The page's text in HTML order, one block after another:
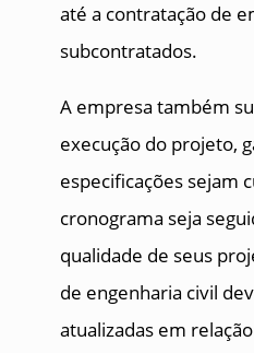
até a contratação de
subcontratados.
A empresa também
execução do projeto,
especificações sejam
cronograma seja
qualidade de seus
de engenharia civil
atualizadas em